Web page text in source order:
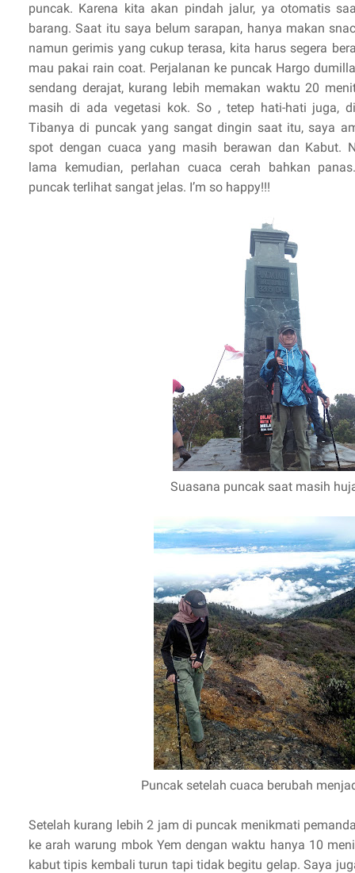
puncak. Karena kita akan pindah jalur, ya otomatis
barang. Saat itu saya belum sarapan, hanya makan
namun gerimis yang cukup terasa, kita harus segera
mau pakai rain coat. Perjalanan ke puncak Hargo
sendang derajat, kurang lebih memakan waktu 20
masih di ada vegetasi kok. So , tetep hati-hati juga,
Tibanya di puncak yang sangat dingin saat itu, saya
spot dengan cuaca yang masih berawan dan Kabut.
lama kemudian, perlahan cuaca cerah bahkan
puncak terlihat sangat jelas. I’m so happy!!!
Suasana puncak saat masih
Puncak setelah cuaca berubah
Setelah kurang lebih 2 jam di puncak menikmati
ke arah warung mbok Yem dengan waktu hanya 10
kabut tipis kembali turun tapi tidak begitu gelap. Saya